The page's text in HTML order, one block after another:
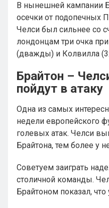
В нынешней кампании
осечки от подопечных
Челси был сильнее со
лондонцам три очка
(дважды) и Колвилла
Брайтон –
пойдут в атаку
Одна из самых
недели европейского
голевых атак. Челси
Брайтона, тем более у
Советуем заиграть
столичной команды.
Брайтоном показал,